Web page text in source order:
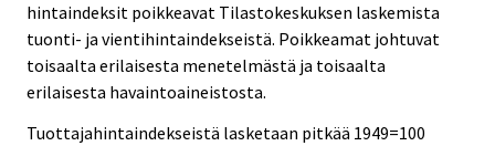
hintaindeksit poikkeavat Tilastokeskuksen laskemista
tuonti- ja vientihintaindekseistä. Poikkeamat johtuvat
toisaalta erilaisesta menetelmästä ja toisaalta
erilaisesta havaintoaineistosta.
Tuottajahintaindekseistä lasketaan pitkää 1949=100